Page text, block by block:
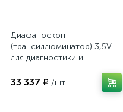
Диафаноскоп
(трансиллюминатор) 3,5V
для диагностики и
структур глазного яблока
33 337 ₽ /шт